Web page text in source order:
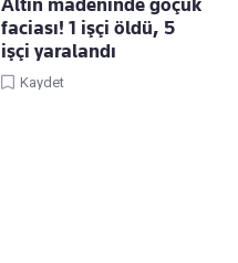
faciası! 1 işçi öldü, 5
işçi yaralandı
Kaydet